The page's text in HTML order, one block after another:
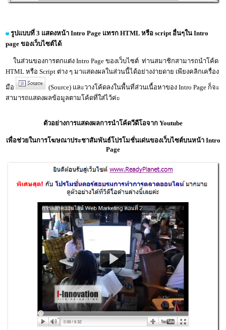
รูปแบบที่ 3 แสดงหน้า Intro Page แทรก HTML หรือ script อื่นๆใน Intro
page ของเว็บไซต์ได้
ในส่วนของการตกแต่ง Intro Page ของเว็บไซต์ ท่านสมาชิกสามารถนำโค้ด
HTML หรือ Script ต่าง ๆ มาแสดงผลในส่วนนี้ได้อย่างง่ายดาย เพียงคลิกเครื่อง
มือ
(Source) และวางโค้ดลงในพื้นที่ส่วนเนื้อหาของ Intro Page ก็จะ
สามารถแสดงผลข้อมูลตามโค้ดที่ใส่ไว้ค่ะ
ตัวอย่างการแสดงผลการนำโค้ดวีดีโอจาก Youtube
เพื่อช่วยในการโฆษณาประชาสัมพันธ์โปรโมชั่นเด่นของเว็บไซต์บนหน้า Intro
Page